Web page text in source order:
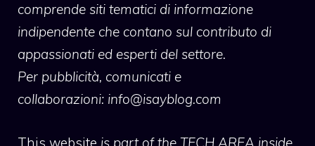
comprende siti tematici di informazione
indipendente che contano sul contributo di
appassionati ed esperti del settore.
Per pubblicità, comunicati e
collaborazioni: info@isayblog.com